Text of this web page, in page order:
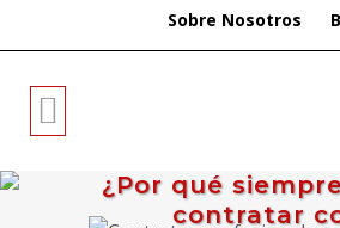
Sobre Nosotros
¿Por qué
contratar